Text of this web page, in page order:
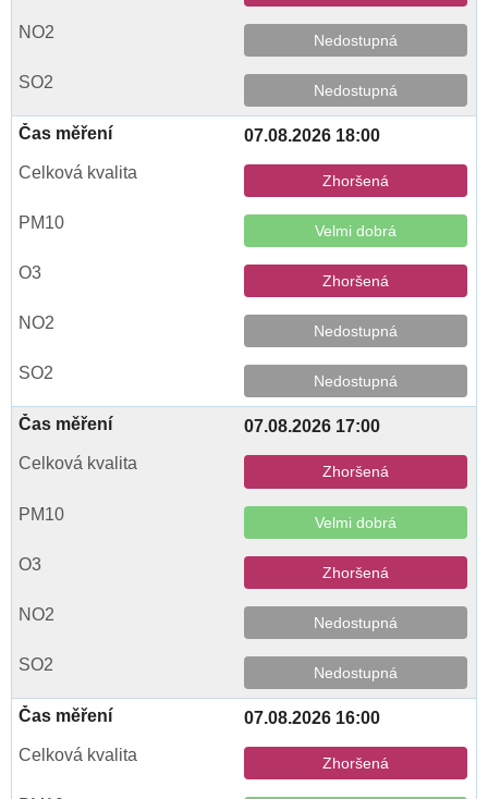
Nedostupná
Nedostupná
07.08.2026 18:00
Zhoršená
Velmi dobrá
Zhoršená
Nedostupná
Nedostupná
07.08.2026 17:00
Zhoršená
Velmi dobrá
Zhoršená
Nedostupná
Nedostupná
07.08.2026 16:00
Zhoršená